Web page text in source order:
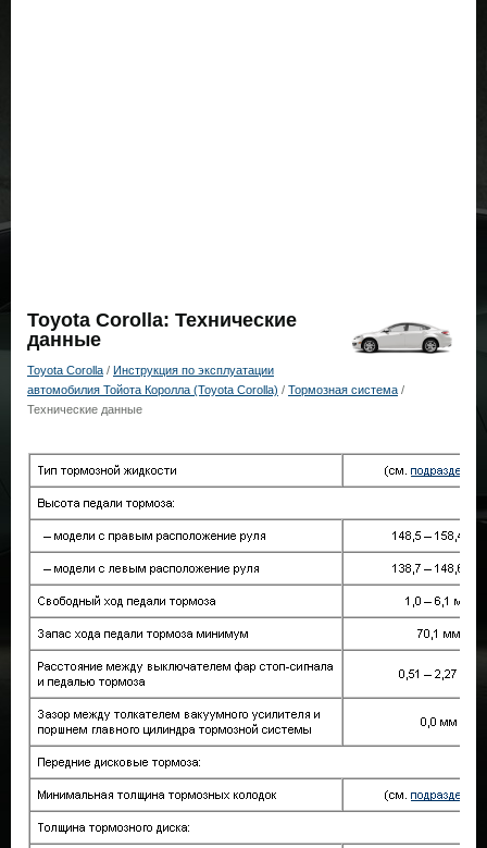
Toyota Corolla: Технические
данные
Toyota Corolla / Инструкция по эксплуатации
автомобилия Тойота Королла (Toyota Corolla) / Тормозная система /
Технические данные